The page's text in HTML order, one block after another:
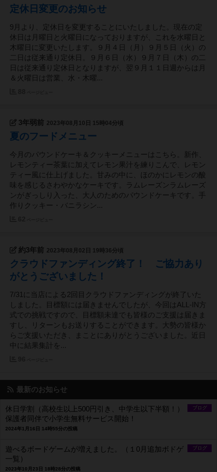
定休日変更のお知らせ
9月より、定休日を変更することにいたしました。現在の定
休日は月曜日と火曜日になっておりますが、これを水曜日と
木曜日に変更いたします。９月４日（月）９月５日（火）の
二日は従来通り定休日。９月６日（水）９月７日（木）の二
日は従来通り定休日となりますが、翌９月１１日週からは月
＆火曜日は営業、水・木曜...
3年弱前 2023年08月10日 15時04分頃
夏のフードメニュー
今月のパウンドケーキ＆クッキーメニューはこちら。新作、
レモンティー茶葉に加えてレモン果汁を練りこんで、レモン
ティー風に仕上げました。甘みの中に、ほのかにレモンの酸
味を感じるさわやかなケーキです。ラムレーズンラムレーズ
ンがぎっしり入った、大人のためのパウンドケーキです。手
作りクッキー・バニラシン...
約3年前 2023年08月02日 19時36分頃
クラウドファンディング終了！ ご協力あり
がとうございました！
7/31に当店による2回目クラウドファンディングが終了いた
しました。目標額には届きませんでしたが、今回はALL-IN方
式での挑戦ですので、目標額未達でも皆様のご支援は届きま
すし、リターンもお送りすることができます。大勢の皆様か
らご支援いただき、まことにありがとうございました。近日
中に結果集計を...
最新のお知らせ
ブログ
休日学割（高校生以上500円引き、中学生以下半額！）
保護者同伴で小学生無料サービス開始！
2024年1月16日 14時55分の投稿
ブログ
遊べるボードゲームが増えました。（１0月追加ボドゲ
一覧）
2023年10月23日 18時28分の投稿